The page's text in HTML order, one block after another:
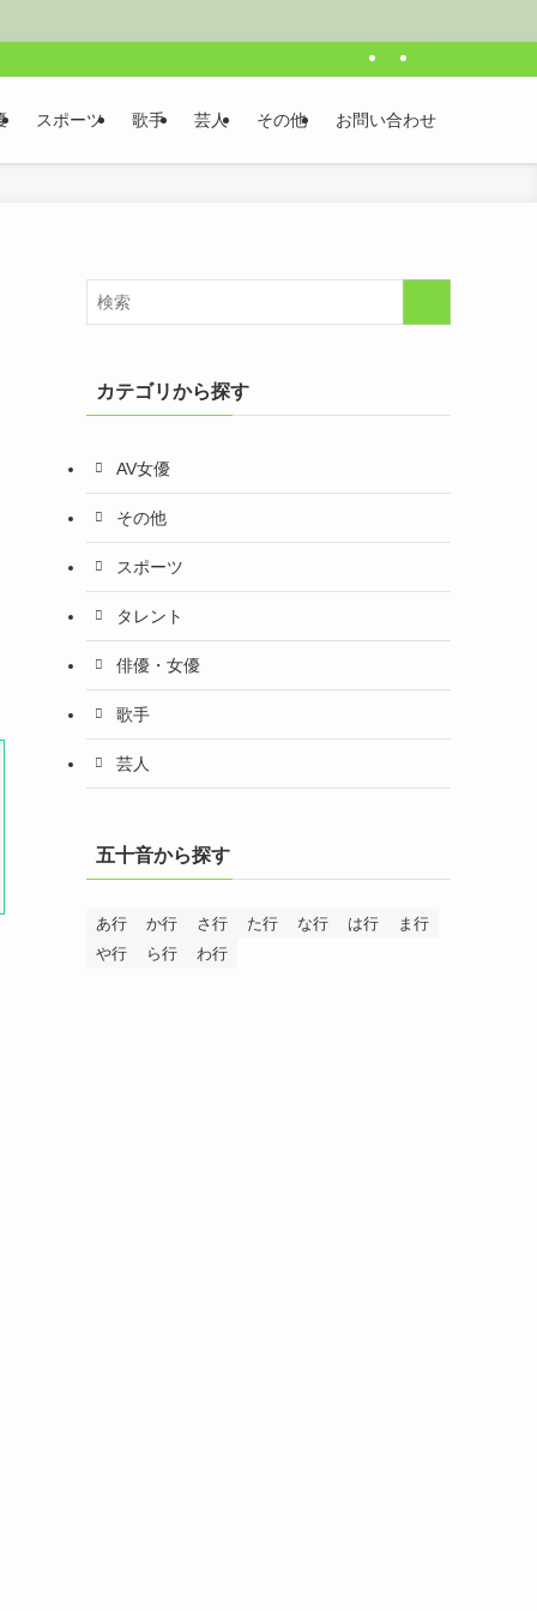
スポーツ 歌手 芸人 その他 お問い合わせ
カテゴリから探す
AV女優
その他
スポーツ
タレント
俳優・女優
歌手
芸人
五十音から探す
あ行 か行 さ行 た行 な行 は行
ま行
や行
ら行 わ行